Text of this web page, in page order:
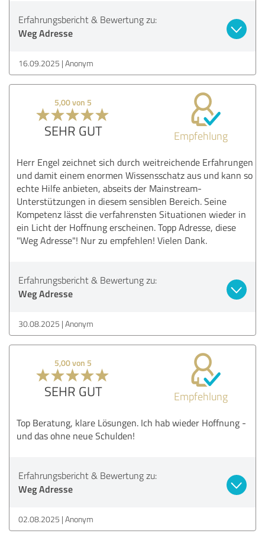
Erfahrungsbericht & Bewertung zu:
Weg Adresse
16.09.2025 Anonym
5,00 von 5
SEHR GUT Empfehlung
Herr Engel zeichnet sich durch weitreichende Erfahrungen
und damit einem enormen Wissensschatz aus und kann so
echte Hilfe anbieten, abseits der Mainstream-
Unterstützungen in diesem sensiblen Bereich. Seine
Kompetenz lässt die verfahrensten Situationen wieder in
ein Licht der Hoffnung erscheinen. Topp Adresse, diese
"Weg Adresse"! Nur zu empfehlen! Vielen Dank.
Erfahrungsbericht & Bewertung zu:
Weg Adresse
30.08.2025 Anonym
5,00 von 5
SEHR GUT Empfehlung
Top Beratung, klare Lösungen. Ich hab wieder Hoffnung -
und das ohne neue Schulden!
Erfahrungsbericht & Bewertung zu:
Weg Adresse
02.08.2025 Anonym